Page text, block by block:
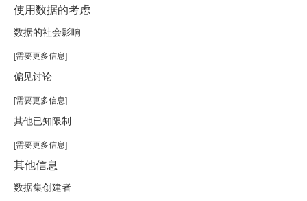
使用数据的考虑
数据的社会影响
[需要更多信息]
偏见讨论
[需要更多信息]
其他已知限制
[需要更多信息]
其他信息
数据集创建者